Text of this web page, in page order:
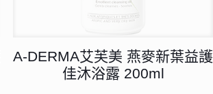
A-DERMA艾芙美 燕麥新葉益護
佳沐浴露 200ml